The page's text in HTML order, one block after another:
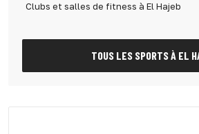
Clubs et salles de fitness à El Hajeb
TOUS LES SPORTS À EL